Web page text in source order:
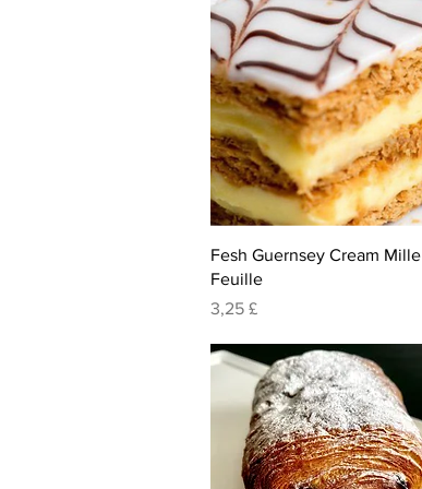
Visualização rápida
Fesh Guernsey Cream Mille
Feuille
Preço
3,25 £